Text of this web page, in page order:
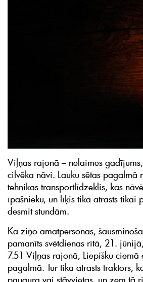
Viļņas rajonā – nelaimes
cilvēka nāvi. Lauku sētas pagalmā
tehnikas transportlīdzeklis, kas
īpašnieku, un līķis tika atrasts tikai
desmit stundām.
Kā ziņo amatpersonas,
pamanīts svētdienas rītā, 21.
7.51 Viļņas rajonā, Liepišku ciemā
pagalmā. Tur tika atrasts traktors,